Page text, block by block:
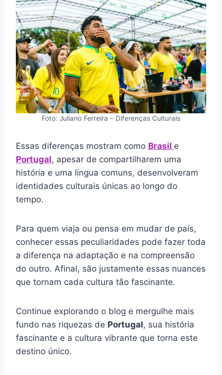
Foto: Juliano Ferreira – Diferenças Culturais
Essas diferenças mostram como Brasil e
Portugal, apesar de compartilharem uma
história e uma língua comuns, desenvolveram
identidades culturais únicas ao longo do
tempo.
Para quem viaja ou pensa em mudar de país,
conhecer essas peculiaridades pode fazer toda
a diferença na adaptação e na compreensão
do outro. Afinal, são justamente essas nuances
que tornam cada cultura tão fascinante.
Continue explorando o blog e mergulhe mais
fundo nas riquezas de Portugal, sua história
fascinante e a cultura vibrante que torna este
destino único.